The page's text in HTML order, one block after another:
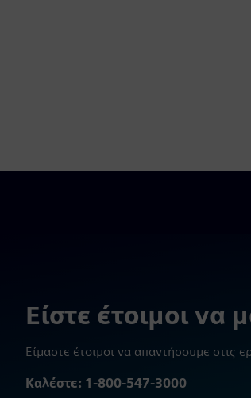
Είστε έτοιμοι να
Είμαστε έτοιμοι να απαντήσουμε
Καλέστε: 1-800-547-3000